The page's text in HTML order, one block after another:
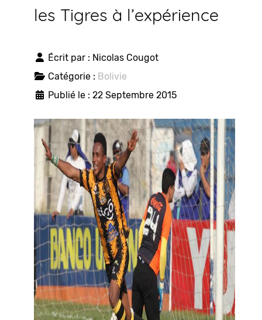
les Tigres à l’expérience
Écrit par : Nicolas Cougot
Catégorie : Bolivie
Publié le : 22 Septembre 2015